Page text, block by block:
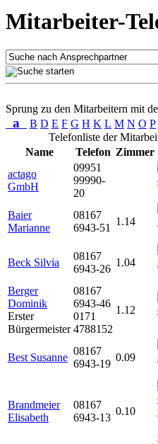
Mitarbeiter-
Sprung zu den Mitarbeitern mit
a B D E F G H K L M N O P
Telefonliste der
Name
Telefon Zimmer
actago
GmbH
09951
99990-
20
Baier
Marianne
08167
6943-51
1.14
Beck Silvia
08167
6943-26
1.04
Berger
Dominik
Erster
Bürgermeister
08167
6943-46
0171
4788152
1.12
Best Susanne
08167
6943-19
0.09
Brandmeier
Elisabeth
08167
6943-13
0.10